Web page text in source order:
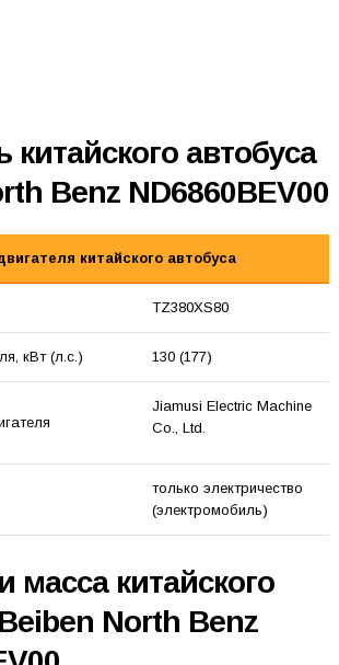
китайского автобуса
Benz ND6860BEV00
китайского автобуса
TZ380XS80
кВт (л.с.) 130 (177)
Jiamusi Electric Machine
Co., Ltd.
только электричество
(электромобиль)
масса китайского
North Benz